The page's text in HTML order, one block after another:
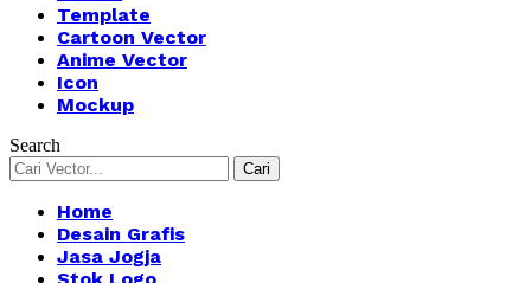
Template
Cartoon Vector
Anime Vector
Icon
Mockup
Search
Home
Desain Grafis
Jasa Jogja